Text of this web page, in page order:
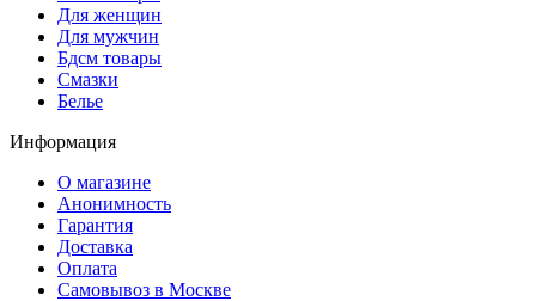
Для женщин
Для мужчин
Бдсм товары
Смазки
Белье
Информация
О магазине
Анонимность
Гарантия
Доставка
Oплата
Самовывоз в Москве